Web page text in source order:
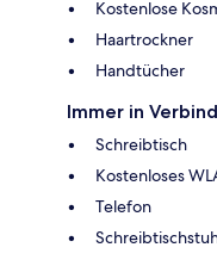
Kostenlose
Haartrockner
Handtücher
Immer in
Schreibtisch
Kostenloses
Telefon